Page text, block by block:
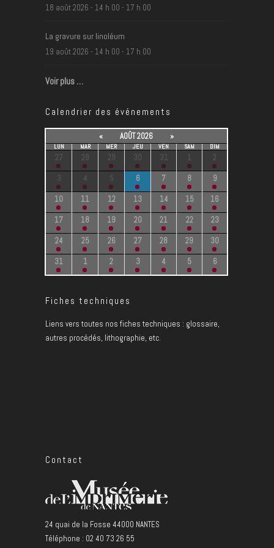
18 août 2026 - 14 h 00 - 17 h 00
La gravure sur linoléum
19 août 2026 - 14 h 00 - 17 h 00
Voir plus …
Calendrier des événements
« AOÛT 2026 »
LUN MAR MER JEU VEN SAM DIM
27 28 29 30 31 1
2
3
5 6 7 8
9
10
11 12 13 14 15
16
17
18 19 20 21 22
23
24
25 26 27 28 29
30
31
1 2 3 4 5 6
Fiches techniques
Liens vers toutes nos fiches techniques : glossaire,
autres procédés, lithographie, etc.
Contact
24 quai de la Fosse 44000 NANTES
Téléphone : 02 40 73 26 55